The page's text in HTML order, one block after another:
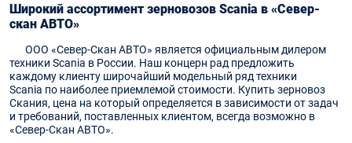
Широкий ассортимент зерновозов Scania в «Север-
скан АВТО»
ООО «Север-Скан АВТО» является официальным дилером
техники Scania в России. Наш концерн рад предложить
каждому клиенту широчайший модельный ряд техники
Scania по наиболее приемлемой стоимости. Купить зерновоз
Скания, цена на который определяется в зависимости от задач
и требований, поставленных клиентом, всегда возможно в
«Север-Скан АВТО».